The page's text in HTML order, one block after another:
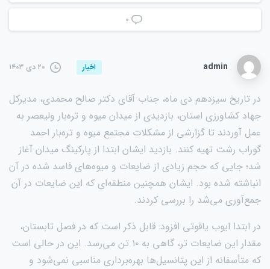
۰
admin اخبار ۲۰ دی ۱۴۰۳
در تاریخ سیزدهم دی ماه، جناب آقای دکتر صالح محمدی، مدیرکل
جهاد کشاورزی استان، بازدیدی از میدان میوه و تره‌بار ولیعصر به
عمل آوردند تا گزارشی از مشکلات مجتمع میوه و تره‌بار احمد
گوراب رشت تهیه کنند. بازدید ایشان ابتدا از پارکینگ میدان آغاز
شد؛ جایی که حجم زیادی از ضایعات و میوه‌های فاسد شده در آن
انباشته شده بود. ایشان همچنین منطقه‌ای که این ضایعات در آن
جمع‌آوری می‌شد را بررسی کردند.
در ابتدا ایوب یاقوتی افزود: قابل ذکر است که در فصل تابستان،
مقدار این ضایعات تر، گاهی به ۱۰ تن می‌رسد. این در حالی است
که متأسفانه از این پتانسیل‌ها بهره‌برداری مناسبی نمی‌شود و